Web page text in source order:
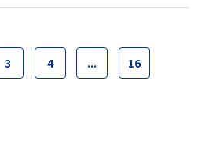
3 4 ... 16